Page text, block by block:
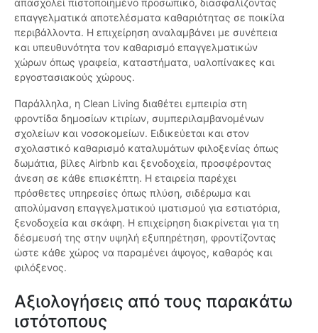
απασχολεί πιστοποιημένο προσωπικό, διασφαλίζοντας
επαγγελματικά αποτελέσματα καθαριότητας σε ποικίλα
περιβάλλοντα. H επιχείρηση αναλαμβάνει με συνέπεια
και υπευθυνότητα τον καθαρισμό επαγγελματικών
χώρων όπως γραφεία, καταστήματα, υαλοπίνακες και
εργοστασιακούς χώρους.
Παράλληλα, η Clean Living διαθέτει εμπειρία στη
φροντίδα δημοσίων κτιρίων, συμπεριλαμβανομένων
σχολείων και νοσοκομείων. Ειδικεύεται και στον
σχολαστικό καθαρισμό καταλυμάτων φιλοξενίας όπως
δωμάτια, βίλες Airbnb και ξενοδοχεία, προσφέροντας
άνεση σε κάθε επισκέπτη. Η εταιρεία παρέχει
πρόσθετες υπηρεσίες όπως πλύση, σιδέρωμα και
απολύμανση επαγγελματικού ιματισμού για εστιατόρια,
ξενοδοχεία και σκάφη. Η επιχείρηση διακρίνεται για τη
δέσμευσή της στην υψηλή εξυπηρέτηση, φροντίζοντας
ώστε κάθε χώρος να παραμένει άψογος, καθαρός και
φιλόξενος.
Αξιολογήσεις από τους παρακάτω
ιστότοπους